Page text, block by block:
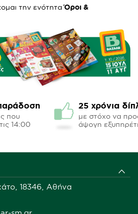
την ενότηταΌροι &
που
14:00
25 χρόνια
με στόχο να
άψογη
18346, Αθήνα